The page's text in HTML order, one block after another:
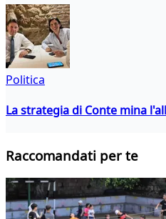
Politica
La strategia di Conte mina
Raccomandati per te